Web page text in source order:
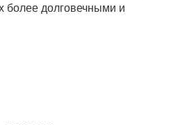
более долговечными и